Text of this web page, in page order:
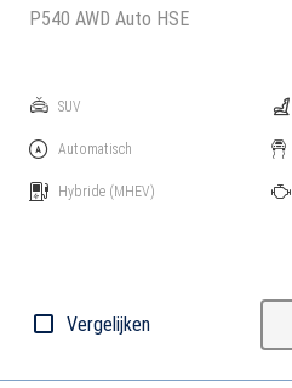
P540 AWD Auto HSE
SUV
Automatisch
Hybride (MHEV)
Vergelijken